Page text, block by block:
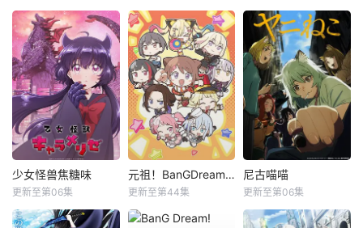
少女怪兽焦糖味
更新至第06集
元祖！BanGDream酱
更新至第44集
尼古喵喵
更新至第06集